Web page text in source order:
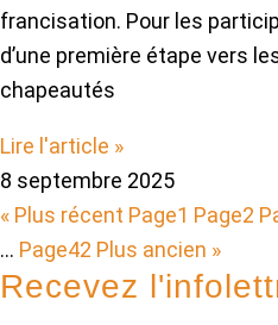
francisation. Pour les
d’une première étape vers
chapeautés
Lire l'article »
8 septembre 2025
« Plus récent Page1 Page2
… Page42 Plus ancien »
Recevez